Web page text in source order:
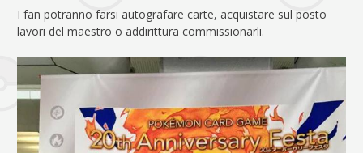
I fan potranno farsi autografare carte, acquistare sul posto
lavori del maestro o addirittura commissionarli.